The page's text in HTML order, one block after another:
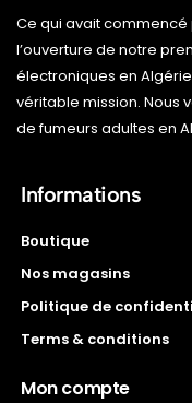
Ce qui avait
l’ouverture de notre
électroniques en
véritable mission. Nous
de fumeurs adultes en
Informations
Boutique
Nos magasins
Politique de
Terms & conditions
Mon compte